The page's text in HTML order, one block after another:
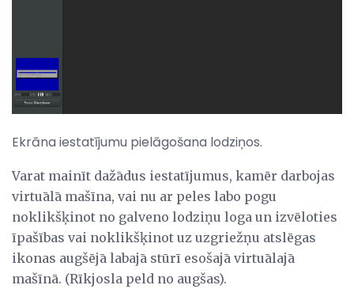
Ekrāna iestatījumu pielāgošana lodziņos.
Varat mainīt dažādus iestatījumus, kamēr darbojas
virtuālā mašīna, vai nu ar peles labo pogu
noklikšķinot no galveno lodziņu loga un izvēloties
īpašības vai noklikšķinot uz uzgriežņu atslēgas
ikonas augšējā labajā stūrī esošajā virtuālajā
mašīnā. (Rīkjosla peld no augšas).